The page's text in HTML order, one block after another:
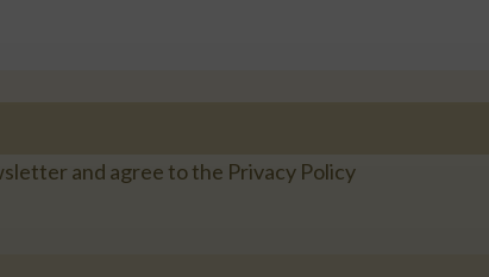
and agree to the Privacy Policy